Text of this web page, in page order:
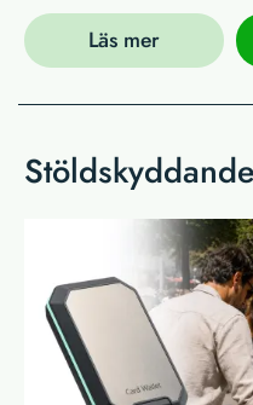
Läs mer